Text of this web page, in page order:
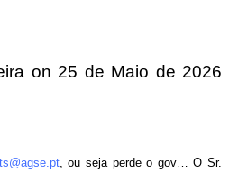
on 25 de Maio de 2026
, ou seja perde o gov… O Sr.